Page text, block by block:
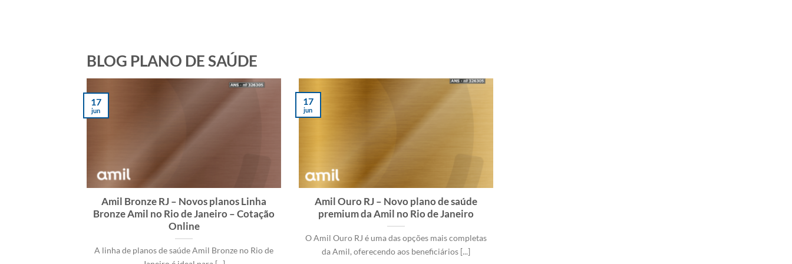
BLOG PLANO DE SAÚDE
Amil Bronze RJ – Novos planos Linha
Bronze Amil no Rio de Janeiro – Cotação
Online
A linha de planos de saúde Amil Bronze no Rio de
17
jun
Amil Ouro RJ – Novo plano de saúde
premium da Amil no Rio de Janeiro
O Amil Ouro RJ é uma das opções mais completas
da Amil, oferecendo aos beneficiários [...]
17
jun